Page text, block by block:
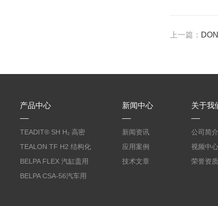
上一篇：
产品中心
TEADIT® SH H₂ 高密
度纯PTFE垫片
TEALON TF H2 结构化
PTFE垫片
BELPA FLEX 汽缸盖用
无石棉金属增强密封垫
BELPA CSA-56汽车用
新闻中心
新闻资讯
应用案例
技术文章
关于我
公司简介
视频中心
荣誉资质